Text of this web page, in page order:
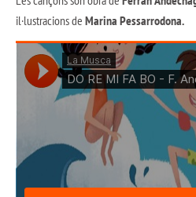
il·lustracions de Marina Pessarrodona.